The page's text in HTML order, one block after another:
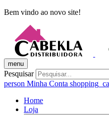
Bem vindo ao novo site!
menu
Pesquisar
person Minha Conta
Home
Loja